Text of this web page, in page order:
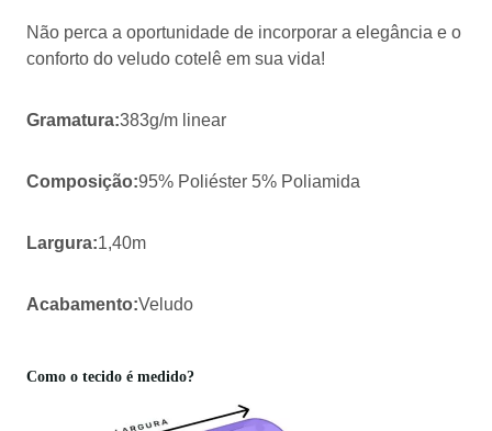
Não perca a oportunidade de incorporar a elegância e o
conforto do veludo cotelê em sua vida!
Gramatura:383g/m linear
Composição:95% Poliéster 5% Poliamida
Largura:1,40m
Acabamento:Veludo
Como o tecido é medido?